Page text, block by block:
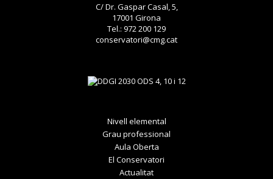
C/ Dr. Gaspar Casal, 5,
17001 Girona
Tel.: 972 200 129
conservatori@cmg.cat
Nivell elemental
Grau professional
Aula Oberta
El Conservatori
Actualitat